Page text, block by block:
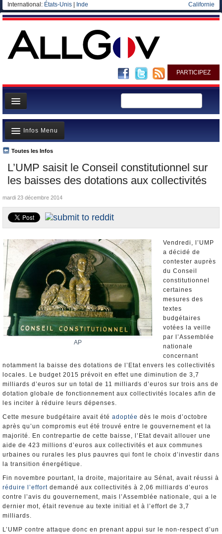
International: États-Unis Inde Californie
PARTICIPEZ
Page d'accueil
Infos
Gouvernement
Ministères/Directions
Blog
Elections européennes
L’UMP saisit le Conseil constitutionnel sur
les baisses des dotations aux collectivités
Toutes les Infos
Infos Menu
A la Une
Polémiques
La France et le Monde
Nominations et Démissions
Elections européennes
Infos insolites
mardi 23 décembre 2014
AP
Vendredi, l’UMP
a décidé de
contester auprès
du Conseil
constitutionnel
certaines
mesures des
textes
budgétaires
votées la veille
par l’Assemblée
nationale
concernant
notamment la baisse des dotations de l’Etat envers les collectivités
locales. Le budget 2015 prévoit en effet une diminution de 3,7
milliards d’euros sur un total de 11 milliards d’euros sur trois ans de
dotation globale de fonctionnement aux collectivités locales afin de
les inciter à réduire leurs dépenses.
Cette mesure budgétaire avait été adoptée dès le mois d’octobre
après qu’un compromis eut été trouvé entre le gouvernement et la
majorité. En contrepartie de cette baisse, l’Etat devait allouer une
aide de 423 millions d’euros aux collectivités et aux communes
urbaines ou rurales les plus pauvres qui font le choix d’investir dans
la transition énergétique.
Fin novembre pourtant, la droite, majoritaire au Sénat, avait réussi à
réduire l’effort demandé aux collectivités à 2,06 milliards d’euros
contre l’avis du gouvernement, mais l’Assemblée nationale, qui a le
dernier mot, était revenue au texte initial et à l’effort de 3,7
milliards.
L’UMP contre attaque donc en prenant appui sur le non-respect d’un